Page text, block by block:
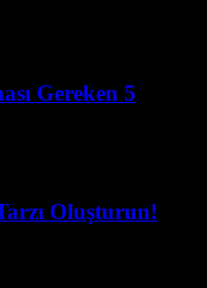
Gereken 5
Oluşturun!